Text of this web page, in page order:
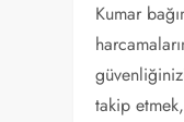
Kumar
takip